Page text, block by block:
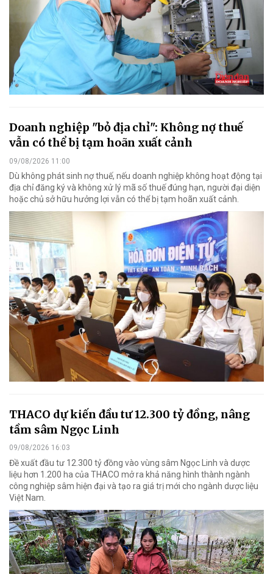
Doanh nghiệp "bỏ địa chỉ": Không nợ thuế
vẫn có thể bị tạm hoãn xuất cảnh
09/08/2026 11:00
Dù không phát sinh nợ thuế, nếu doanh nghiệp không hoạt động tại
địa chỉ đăng ký và không xử lý mã số thuế đúng hạn, người đại diện
hoặc chủ sở hữu hưởng lợi vẫn có thể bị tạm hoãn xuất cảnh.
THACO dự kiến đầu tư 12.300 tỷ đồng, nâng
tầm sâm Ngọc Linh
09/08/2026 16:03
Đề xuất đầu tư 12.300 tỷ đồng vào vùng sâm Ngọc Linh và dược
liệu hơn 1.200 ha của THACO mở ra khả năng hình thành ngành
công nghiệp sâm hiện đại và tạo ra giá trị mới cho ngành dược liệu
Việt Nam.